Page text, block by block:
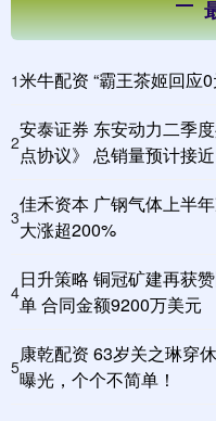
1米牛配资 “霸王茶姬回应0
2
安泰证券 东安动力二季
点协议》 总销量预计接
3
佳禾资本 广钢气体上半
大涨超200%
4
日升策略 铜冠矿建再获
单 合同金额9200万美元
5
康乾配资 63岁关之琳穿
曝光，个个不简单！